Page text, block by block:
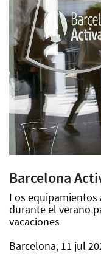
Barcelona
Los
durante el verano
vacaciones
Barcelona, 11 jul